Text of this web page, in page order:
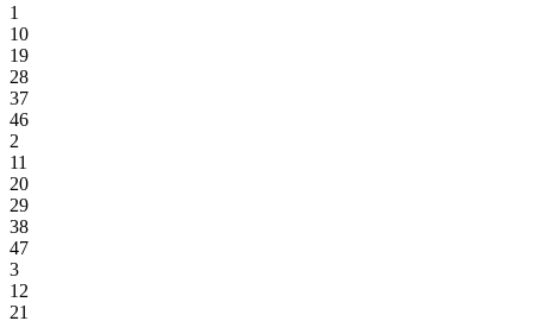
1
10
19
28
37
46
2
11
20
29
38
47
3
12
21